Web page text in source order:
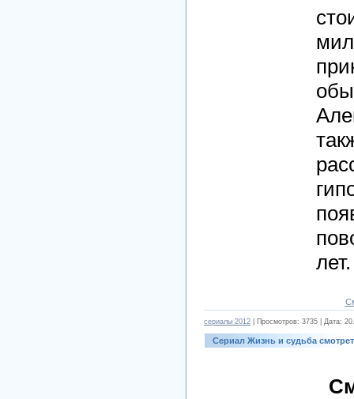
лет.
cериалы 2012 | Просмотров: 3735 | Дата:
Сериал Жизнь и судьба